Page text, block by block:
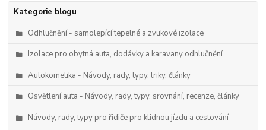
Kategorie blogu
Odhlučnění - samolepící tepelné a zvukové izolace
Izolace pro obytná auta, dodávky a karavany odhlučnění
Autokometika - Návody, rady, typy, triky, články
Osvětlení auta - Návody, rady, typy, srovnání, recenze, články
Návody, rady, typy pro řidiče pro klidnou jízdu a cestování